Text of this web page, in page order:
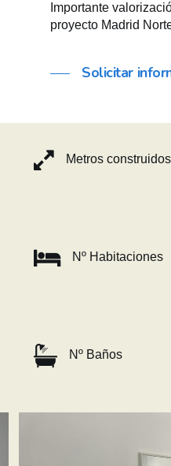
Importante
proyecto Madrid
Solicitar
Metros construidos
Nº Habitaciones
Nº Baños